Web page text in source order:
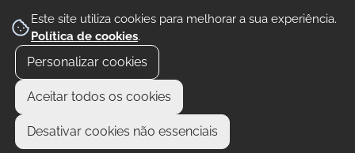
Este site utiliza cookies para melhorar a sua experiência.
Política de cookies.
Personalizar cookies
Aceitar todos os cookies
Desativar cookies não essenciais